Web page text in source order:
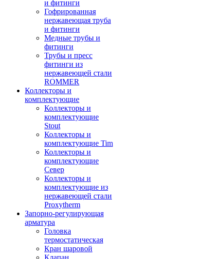
и фитинги
Гофрированная
нержавеющая труба
и фитинги
Медные трубы и
фитинги
Трубы и пресс
фитинги из
нержавеющей стали
ROMMER
Коллекторы и
комплектующие
Коллекторы и
комплектующие
Stout
Коллекторы и
комплектующие Tim
Коллекторы и
комплектующие
Север
Коллекторы и
комплектующие из
нержавеющей стали
Proxytherm
Запорно-регулирующая
арматура
Головка
термостатическая
Кран шаровой
Клапан